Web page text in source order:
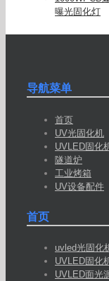
曝光固化灯
导航菜单
首页
UV光固化机
UVLED固化
隧道炉
工业烤箱
UV设备配件
首页
uvled光固化
UVLED固化
UVLED面光